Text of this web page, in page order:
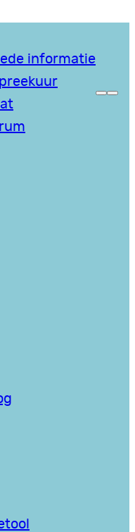
informatie